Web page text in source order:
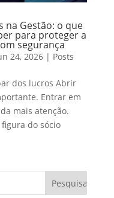
na Gestão: o que
para proteger a
segurança
24, 2026| Posts
dos lucros Abrir
Entrar em
mais atenção.
do sócio